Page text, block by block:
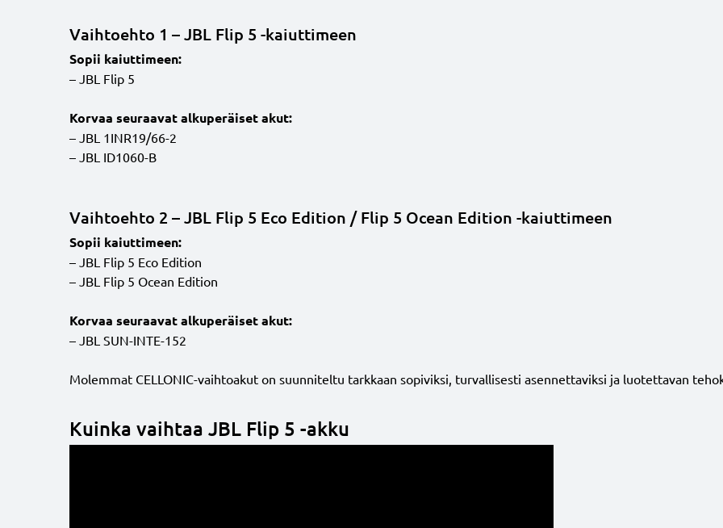
Vaihtoehto 1 – JBL Flip 5 -kaiuttimeen
Sopii kaiuttimeen:
– JBL Flip 5
Korvaa seuraavat alkuperäiset akut:
– JBL 1INR19/66-2
– JBL ID1060-B
Vaihtoehto 2 – JBL Flip 5 Eco Edition / Flip 5 Ocean Edition -kaiuttimeen
Sopii kaiuttimeen:
– JBL Flip 5 Eco Edition
– JBL Flip 5 Ocean Edition
Korvaa seuraavat alkuperäiset akut:
– JBL SUN-INTE-152
Molemmat CELLONIC-vaihtoakut on suunniteltu tarkkaan sopiviksi, turvallisesti asennettaviksi ja luotettavan
Kuinka vaihtaa JBL Flip 5 -akku